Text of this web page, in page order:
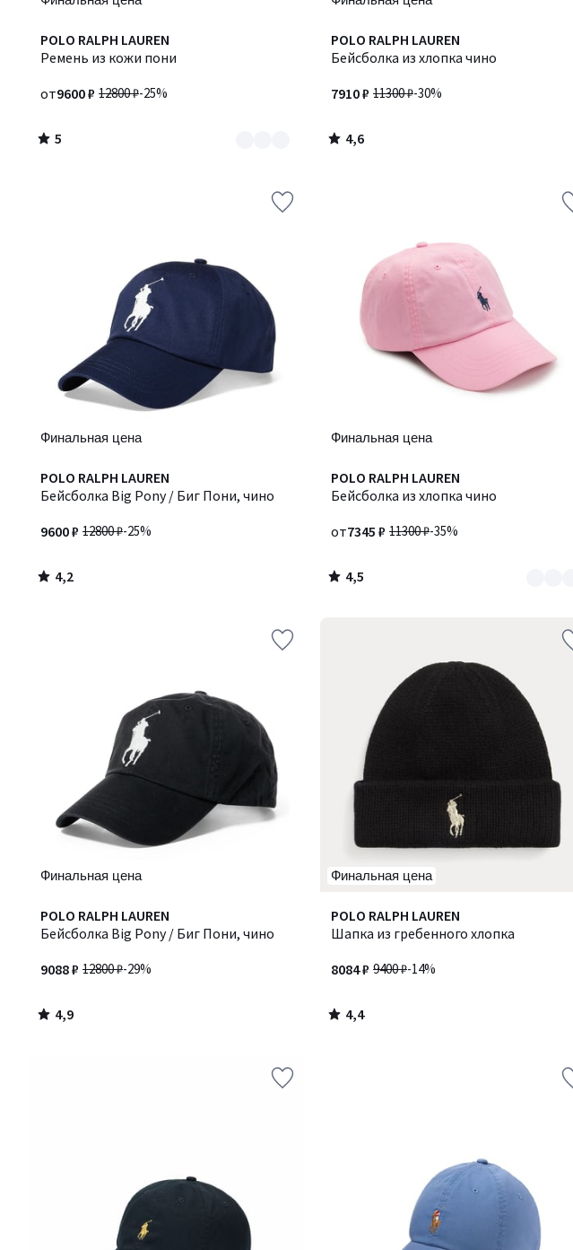
POLO RALPH LAUREN
Ремень из кожи пони
12800 ₽-25%
от9600 ₽
5
/
Количество
цветов:
5
/
POLO RALPH LAUREN
Бейсболка из хлопка чино
11300 ₽-30%
7910 ₽
4,6
/ 5
4,6
/
Финальная цена
POLO RALPH LAUREN
Бейсболка Big Pony / Биг Пони, чино
12800 ₽-25%
9600 ₽
4,2
/ 5
4,2
/
Финальная цена
POLO RALPH LAUREN
Бейсболка из хлопка чино
11300 ₽-35%
от7345 ₽
4,5
/ 5
Количество
цветов:
4,5
/
Финальная цена
POLO RALPH LAUREN
Бейсболка Big Pony / Биг Пони, чино
12800 ₽-29%
9088 ₽
4,9
/ 5
4,9
/
Финальная цена
POLO RALPH LAUREN
Шапка из гребенного хлопка
9400 ₽-14%
8084 ₽
4,4
/ 5
4,4
/